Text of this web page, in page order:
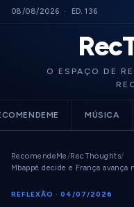
08/08/2026 · ED. 136
O ESPAÇO DE
MÚSICA
RecomendeMe/RecThoughts/
Mbappé decide e França avança
REFLEXÃO · 04/07/2026